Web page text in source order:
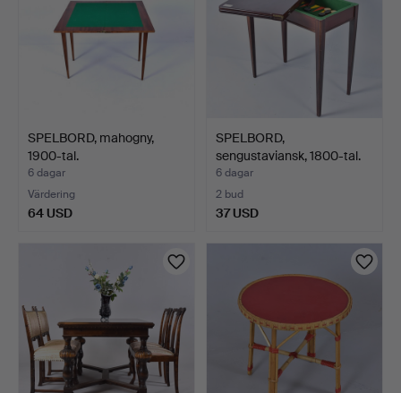
SPELBORD, mahogny,
1900-tal.
6 dagar
Värdering
64 USD
SPELBORD,
sengustaviansk, 1800-tal.
6 dagar
2 bud
37 USD